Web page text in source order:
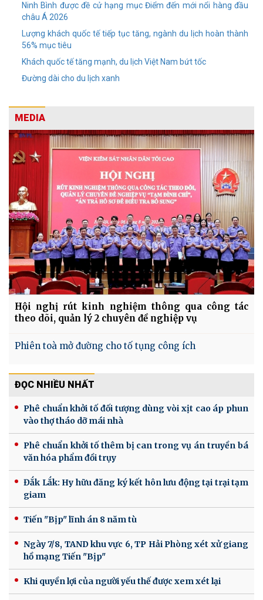
Ninh Bình được đề cử hạng mục Điểm đến mới nổi hàng đầu
châu Á 2026
Lượng khách quốc tế tiếp tục tăng, ngành du lịch hoàn thành
56% mục tiêu
Khách quốc tế tăng mạnh, du lịch Việt Nam bứt tốc
Đường dài cho du lịch xanh
MEDIA
Hội nghị rút kinh nghiệm thông qua công tác
theo dõi, quản lý 2 chuyên đề nghiệp vụ
Phiên toà mở đường cho tố tụng công ích
ĐỌC NHIỀU NHẤT
Phê chuẩn khởi tố đối tượng dùng vòi xịt cao áp phun
vào thợ tháo dỡ mái nhà
Phê chuẩn khởi tố thêm bị can trong vụ án truyền bá
văn hóa phẩm đồi trụy
Đắk Lắk: Hy hữu đăng ký kết hôn lưu động tại trại tạm
giam
Tiến "Bịp" lĩnh án 8 năm tù
Ngày 7/8, TAND khu vực 6, TP Hải Phòng xét xử giang
hồ mạng Tiến "Bịp"
Khi quyền lợi của người yếu thế được xem xét lại